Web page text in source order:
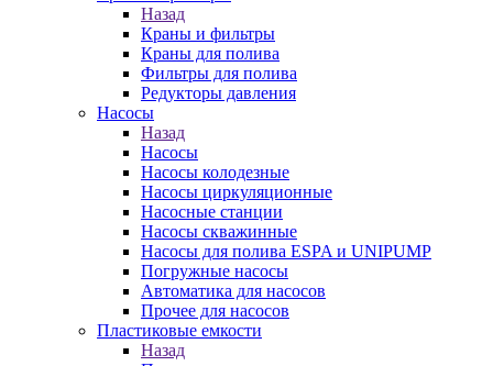
Назад
Краны и фильтры
Краны для полива
Фильтры для полива
Редукторы давления
Насосы
Назад
Насосы
Насосы колодезные
Насосы циркуляционные
Насосные станции
Насосы скважинные
Насосы для полива ESPA и UNIPUMP
Погружные насосы
Автоматика для насосов
Прочее для насосов
Пластиковые емкости
Назад